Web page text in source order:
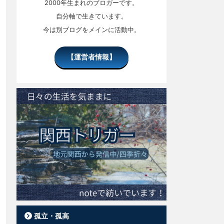
2000年生まれのブロガーです。
自分軸で生きています。
今は別ブログをメインに活動中。
【運営者情報】
孤立・孤高